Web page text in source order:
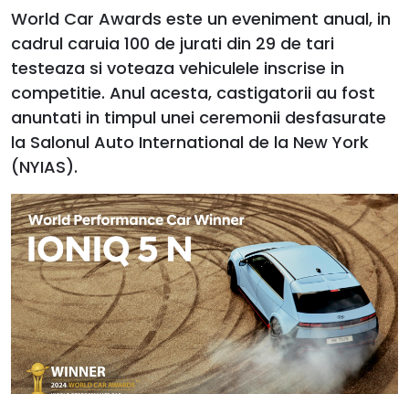
World Car Awards este un eveniment anual, in
cadrul caruia 100 de jurati din 29 de tari
testeaza si voteaza vehiculele inscrise in
competitie. Anul acesta, castigatorii au fost
anuntati in timpul unei ceremonii desfasurate
la Salonul Auto International de la New York
(NYIAS).